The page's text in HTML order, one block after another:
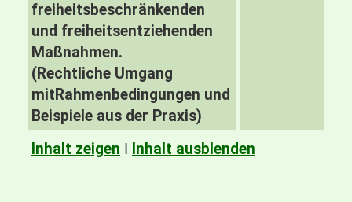
freiheitsbeschränkenden
und freiheitsentziehenden
Maßnahmen.
(Rechtliche Umgang
mitRahmenbedingungen und
Beispiele aus der Praxis)
Inhalt zeigen I Inhalt ausblenden